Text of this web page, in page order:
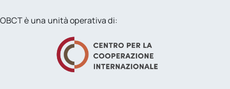
OBCT è una unità operativa di: